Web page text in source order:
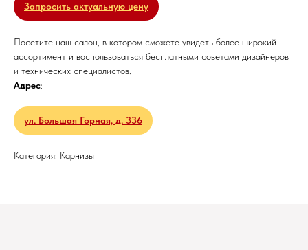
Запросить актуальную цену
Посетите наш салон, в котором сможете увидеть более широкий
ассортимент и воспользоваться бесплатными советами дизайнеров
и технических специалистов.
Адрес:
ул. Большая Горная, д. 336
Категория: Карнизы